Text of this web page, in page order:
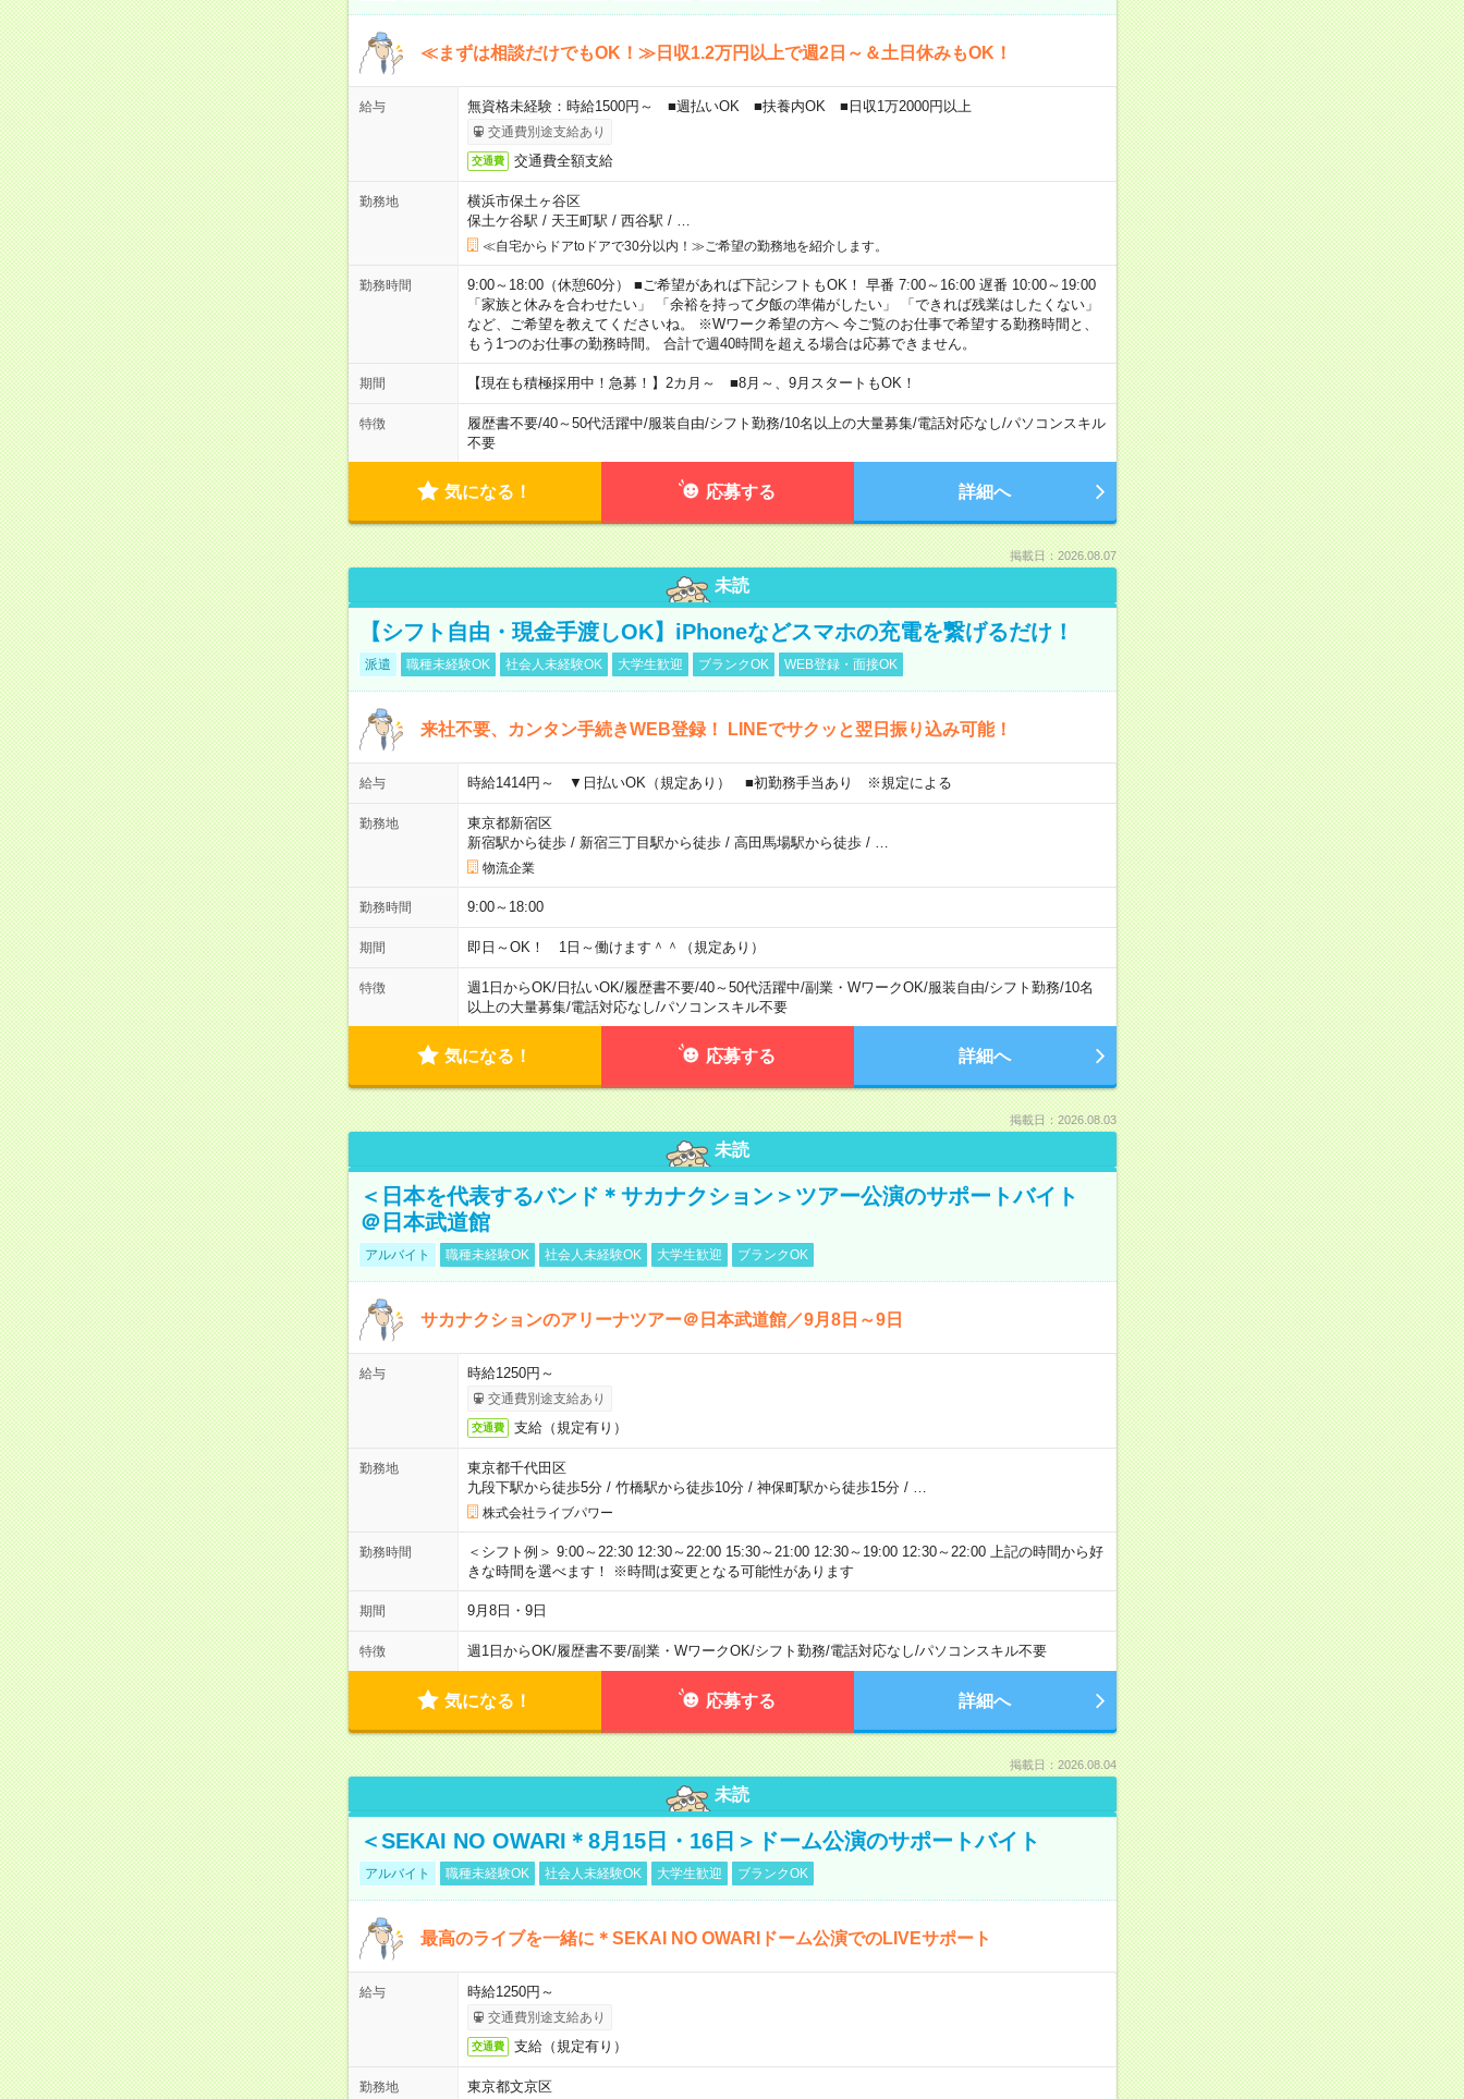
≪まずは相談だけでもOK！≫日収1.2万円以上で週2日～＆土日休みもOK！
給与 無資格未経験：時給1500円～ ■週払いOK ■扶養内OK ■日収1万2000円以上
交通費別途支給あり
交通費 交通費全額支給
勤務地
横浜市保土ヶ谷区
保土ケ谷駅 / 天王町駅 / 西谷駅 /
≪自宅からドアtoドアで30分以内！≫ご希望の勤務地を紹介します。
勤務時間
9:00～18:00（休憩60分） ■ご希望があれば下記シフトもOK！ 早番 7:00～16:00 遅番 10:00～19:00
「家族と休みを合わせたい」 「余裕を持って夕飯の準備がしたい」 「できれば残業はしたくない」
など、ご希望を教えてくださいね。 ※Wワーク希望の方へ 今ご覧のお仕事で希望する勤務時間と、
もう1つのお仕事の勤務時間。 合計で週40時間を超える場合は応募できません。
期間 【現在も積極採用中！急募！】2カ月～ ■8月～、9月スタートもOK！
特徴 履歴書不要/40～50代活躍中/服装自由/シフト勤務/10名以上の大量募集/電話対応なし/パソコンスキル
不要
気になる！ 応募する 詳細へ
掲載日：2026.08.07
未読
【シフト自由・現金手渡しOK】iPhoneなどスマホの充電を繋げるだけ！
派遣 職種未経験OK 社会人未経験OK 大学生歓迎 ブランクOK WEB登録・面接OK
来社不要、カンタン手続きWEB登録！ LINEでサクッと翌日振り込み可能！
給与 時給1414円～ ▼日払いOK（規定あり） ■初勤務手当あり ※規定による
勤務地
東京都新宿区
新宿駅から徒歩/ 新宿三丁目駅から徒歩/ 高田馬場駅から徒歩/
物流企業
勤務時間 9:00～18:00
期間 即日～OK！ 1日～働けます＾＾（規定あり）
特徴 週1日からOK/日払いOK/履歴書不要/40～50代活躍中/副業・WワークOK/服装自由/シフト勤務/10名
以上の大量募集/電話対応なし/パソコンスキル不要
気になる！ 応募する 詳細へ
掲載日：2026.08.03
未読
＜日本を代表するバンド＊サカナクション＞ツアー公演のサポートバイト
＠日本武道館
アルバイト 職種未経験OK 社会人未経験OK 大学生歓迎 ブランクOK
サカナクションのアリーナツアー＠日本武道館／9月8日～9日
給与 時給1250円～
交通費別途支給あり
交通費 支給（規定有り）
勤務地
東京都千代田区
九段下駅から徒歩5分/ 竹橋駅から徒歩10分/ 神保町駅から徒歩15分/
株式会社ライブパワー
勤務時間
＜シフト例＞ 9:00～22:30 12:30～22:00 15:30～21:00 12:30～19:00 12:30～22:00 上記の時間から好
きな時間を選べます！ ※時間は変更となる可能性があります
期間 9月8日・9日
特徴 週1日からOK/履歴書不要/副業・WワークOK/シフト勤務/電話対応なし/パソコンスキル不要
気になる！ 応募する 詳細へ
掲載日：2026.08.04
未読
＜SEKAI NO OWARI＊8月15日・16日＞ドーム公演のサポートバイト
アルバイト 職種未経験OK 社会人未経験OK 大学生歓迎 ブランクOK
最高のライブを一緒に＊SEKAI NO OWARIドーム公演でのLIVEサポート
給与 時給1250円～
交通費別途支給あり
交通費 支給（規定有り）
勤務地
東京都文京区